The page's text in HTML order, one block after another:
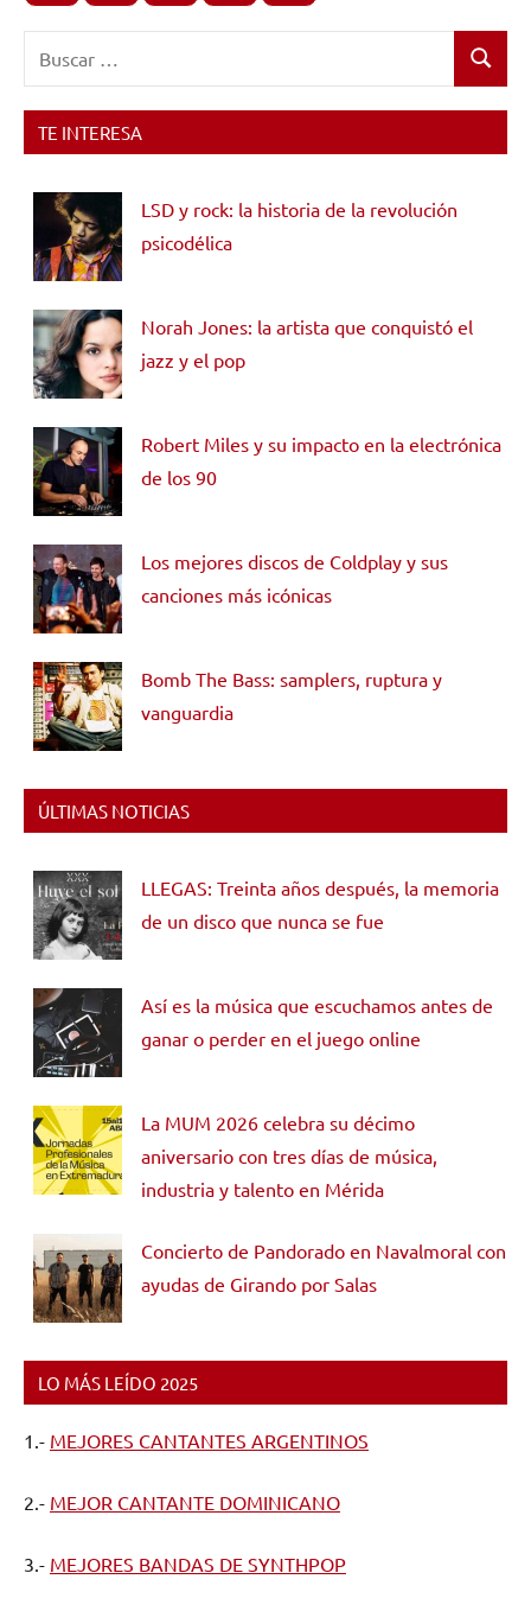
Buscar
TE INTERESA
LSD y rock: la historia de la revolución
psicodélica
Norah Jones: la artista que conquistó el
jazz y el pop
Robert Miles y su impacto en la electrónica
de los 90
Los mejores discos de Coldplay y sus
canciones más icónicas
Bomb The Bass: samplers, ruptura y
vanguardia
ÚLTIMAS NOTICIAS
LLEGAS: Treinta años después, la memoria
de un disco que nunca se fue
Así es la música que escuchamos antes de
ganar o perder en el juego online
La MUM 2026 celebra su décimo
aniversario con tres días de música,
industria y talento en Mérida
Concierto de Pandorado en Navalmoral con
ayudas de Girando por Salas
LO MÁS LEÍDO 2025
1.- MEJORES CANTANTES ARGENTINOS
2.- MEJOR CANTANTE DOMINICANO
3.- MEJORES BANDAS DE SYNTHPOP